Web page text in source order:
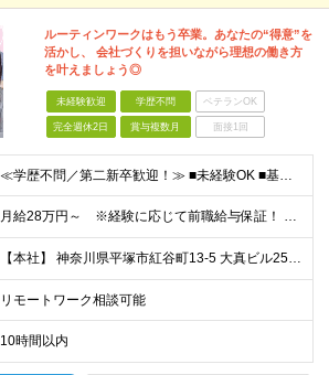
ルーティンワークはもう卒業。あなたの“得意”を
活かし、 会社づくりを担いながら理想の働き方
を叶えましょう◎
未経験歓迎 学歴不問 ベテランOK
完全週休2日 賞与複数月 面接1回
≪学歴不問／第二新卒歓迎！≫ ■未経験OK ■基本的なPC操作ができる方（Excelの基本関数・Wordなど） 【こんな方にピッタリです】 ・ルーティンワークだけでなく、適性に合わせて業務の幅を広げ
月給28万円～ ※経験に応じて前職給与保証！ ★頑張りはしっかり還元される環境です！ 月給28万円スタートという安定した収入に加え、 業績に連動した決算賞与（年2回）を支給します。 ※経験・能力を
【本社】 神奈川県平塚市紅谷町13-5 大真ビル25階 ★満員電車のストレスとは無縁の環境！ 都心から通う場合、通勤ラッシュとは「逆方向」の電車になるため、 朝から満員電車でもみくちゃにされる…なん
リモートワーク相談可能
10時間以内